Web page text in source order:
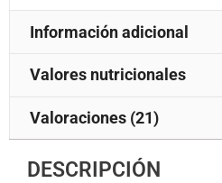
Información adicional
Valores nutricionales
Valoraciones (21)
DESCRIPCIÓN